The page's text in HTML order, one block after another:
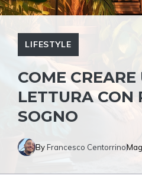
LIFESTYLE
COME
LETTURA CON
SOGNO
ByFrancesco Centorrino